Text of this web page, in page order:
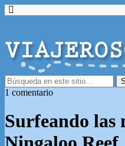
1 comentario
Surfeando las